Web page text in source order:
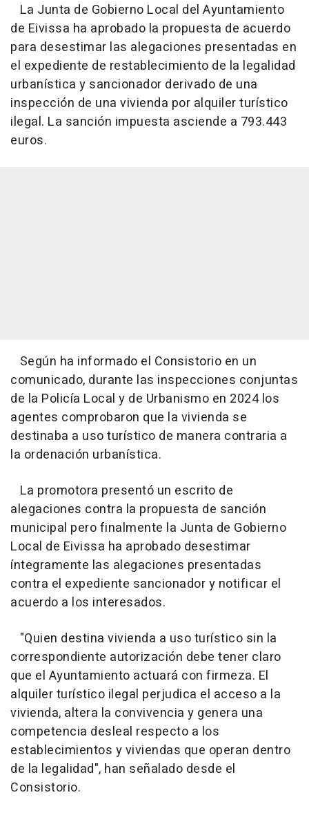
La Junta de Gobierno Local del Ayuntamiento
de Eivissa ha aprobado la propuesta de acuerdo
para desestimar las alegaciones presentadas en
el expediente de restablecimiento de la legalidad
urbanística y sancionador derivado de una
inspección de una vivienda por alquiler turístico
ilegal. La sanción impuesta asciende a 793.443
euros.
Según ha informado el Consistorio en un
comunicado, durante las inspecciones conjuntas
de la Policía Local y de Urbanismo en 2024 los
agentes comprobaron que la vivienda se
destinaba a uso turístico de manera contraria a
la ordenación urbanística.
La promotora presentó un escrito de
alegaciones contra la propuesta de sanción
municipal pero finalmente la Junta de Gobierno
Local de Eivissa ha aprobado desestimar
íntegramente las alegaciones presentadas
contra el expediente sancionador y notificar el
acuerdo a los interesados.
"Quien destina vivienda a uso turístico sin la
correspondiente autorización debe tener claro
que el Ayuntamiento actuará con firmeza. El
alquiler turístico ilegal perjudica el acceso a la
vivienda, altera la convivencia y genera una
competencia desleal respecto a los
establecimientos y viviendas que operan dentro
de la legalidad", han señalado desde el
Consistorio.